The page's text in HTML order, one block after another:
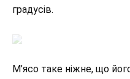
градусів.
М’ясо таке ніжне, що